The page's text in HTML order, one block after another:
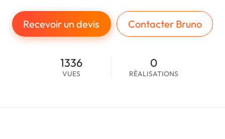
Recevoir un devis Contacter Bruno
1336
VUES
0
RÉALISATIONS